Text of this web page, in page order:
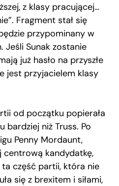
z klasy pracującej…
Fragment stał się
przypominany w
Jeśli Sunak zostanie
już hasło na przyszłe
jest przyjacielem klasy
od początku popierała
bardziej niż Truss. Po
Penny Mordaunt,
centrową kandydatkę,
ta część partii, która nie
się z brexitem i siłami,